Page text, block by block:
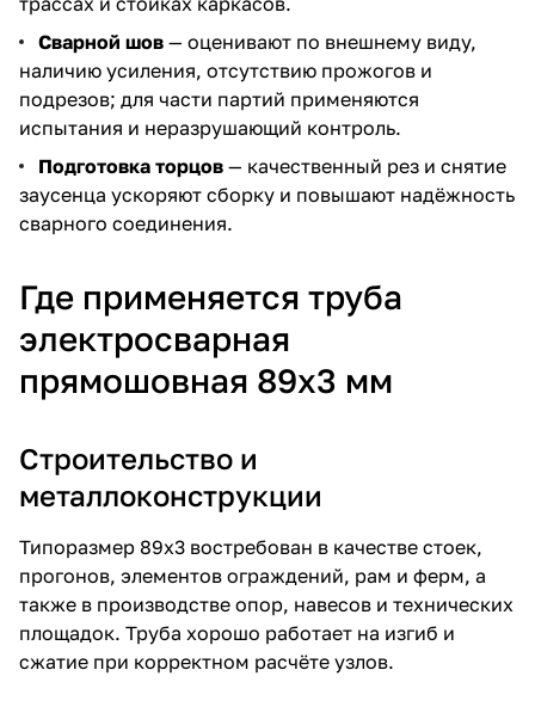
Сварной шов — оценивают по внешнему виду,
наличию усиления, отсутствию прожогов и
подрезов; для части партий применяются
испытания и неразрушающий контроль.
Подготовка торцов — качественный рез и снятие
заусенца ускоряют сборку и повышают надёжность
сварного соединения.
Где применяется труба
электросварная
прямошовная 89х3 мм
Строительство и
металлоконструкции
Типоразмер 89х3 востребован в качестве стоек,
прогонов, элементов ограждений, рам и ферм, а
также в производстве опор, навесов и технических
площадок. Труба хорошо работает на изгиб и
сжатие при корректном расчёте узлов.